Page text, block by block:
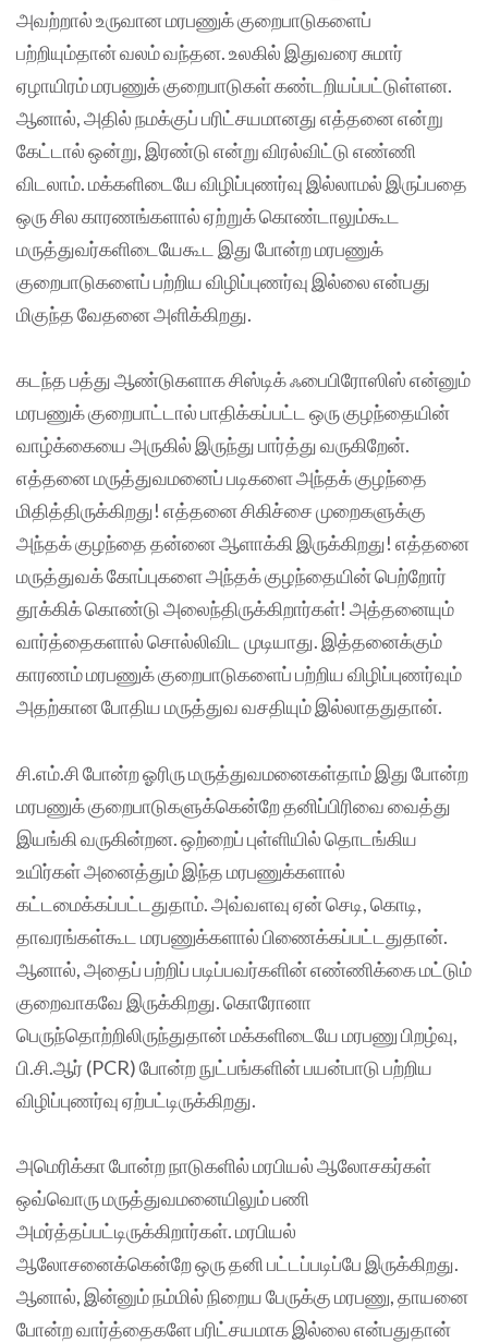
அவற்றால் உருவான மரபணுக் குறைபாடுகளைப்
பற்றியும்தான் வலம் வந்தன. உலகில் இதுவரை சுமார்
ஏழாயிரம் மரபணுக் குறைபாடுகள் கண்டறியப்பட்டுள்ளன.
ஆனால், அதில் நமக்குப் பரிட்சயமானது எத்தனை என்று
கேட்டால் ஒன்று, இரண்டு என்று விரல்விட்டு எண்ணி
விடலாம். மக்களிடையே விழிப்புணர்வு இல்லாமல் இருப்பதை
ஒரு சில காரணங்களால் ஏற்றுக் கொண்டாலும்கூட
மருத்துவர்களிடையேகூட இது போன்ற மரபணுக்
குறைபாடுகளைப் பற்றிய விழிப்புணர்வு இல்லை என்பது
மிகுந்த வேதனை அளிக்கிறது.
கடந்த பத்து ஆண்டுகளாக சிஸ்டிக் ஃபைபிரோஸிஸ் என்னும்
மரபணுக் குறைபாட்டால் பாதிக்கப்பட்ட ஒரு குழந்தையின்
வாழ்க்கையை அருகில் இருந்து பார்த்து வருகிறேன்.
எத்தனை மருத்துவமனைப் படிகளை அந்தக் குழந்தை
மிதித்திருக்கிறது! எத்தனை சிகிச்சை முறைகளுக்கு
அந்தக் குழந்தை தன்னை ஆளாக்கி இருக்கிறது! எத்தனை
மருத்துவக் கோப்புகளை அந்தக் குழந்தையின் பெற்றோர்
தூக்கிக் கொண்டு அலைந்திருக்கிறார்கள்! அத்தனையும்
வார்த்தைகளால் சொல்லிவிட முடியாது. இத்தனைக்கும்
காரணம் மரபணுக் குறைபாடுகளைப் பற்றிய விழிப்புணர்வும்
அதற்கான போதிய மருத்துவ வசதியும் இல்லாததுதான்.
சி.எம்.சி போன்ற ஓரிரு மருத்துவமனைகள்தாம் இது போன்ற
மரபணுக் குறைபாடுகளுக்கென்றே தனிப்பிரிவை வைத்து
இயங்கி வருகின்றன. ஒற்றைப் புள்ளியில் தொடங்கிய
உயிர்கள் அனைத்தும் இந்த மரபணுக்களால்
கட்டமைக்கப்பட்டதுதாம். அவ்வளவு ஏன் செடி, கொடி,
தாவரங்கள்கூட மரபணுக்களால் பிணைக்கப்பட்டதுதான்.
ஆனால், அதைப் பற்றிப் படிப்பவர்களின் எண்ணிக்கை மட்டும்
குறைவாகவே இருக்கிறது. கொரோனா
பெருந்தொற்றிலிருந்துதான் மக்களிடையே மரபணு பிறழ்வு,
பி.சி.ஆர் (PCR) போன்ற நுட்பங்களின் பயன்பாடு பற்றிய
விழிப்புணர்வு ஏற்பட்டிருக்கிறது.
அமெரிக்கா போன்ற நாடுகளில் மரபியல் ஆலோசகர்கள்
ஒவ்வொரு மருத்துவமனையிலும் பணி
அமர்த்தப்பட்டிருக்கிறார்கள். மரபியல்
ஆலோசனைக்கென்றே ஒரு தனி பட்டப்படிப்பே இருக்கிறது.
ஆனால், இன்னும் நம்மில் நிறைய பேருக்கு மரபணு, தாயனை
போன்ற வார்த்தைகளே பரிட்சயமாக இல்லை என்பதுதான்